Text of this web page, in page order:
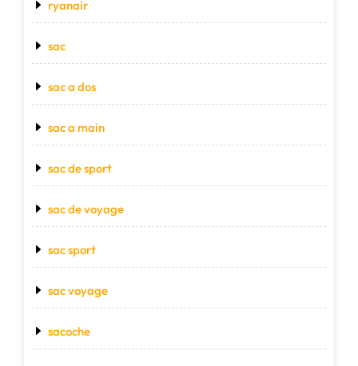
ryanair
sac
sac a dos
sac a main
sac de sport
sac de voyage
sac sport
sac voyage
sacoche